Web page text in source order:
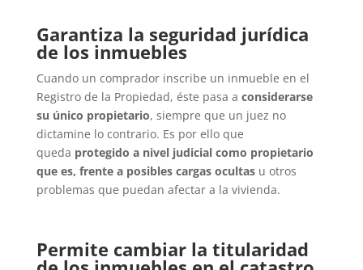
Garantiza la seguridad jurídica
de los inmuebles
Cuando un comprador inscribe un inmueble en el
Registro de la Propiedad, éste pasa a considerarse
su único propietario, siempre que un juez no
dictamine lo contrario. Es por ello que
queda protegido a nivel judicial como propietario
que es, frente a posibles cargas ocultasu otros
problemas que puedan afectar a la vivienda.
Permite cambiar la titularidad